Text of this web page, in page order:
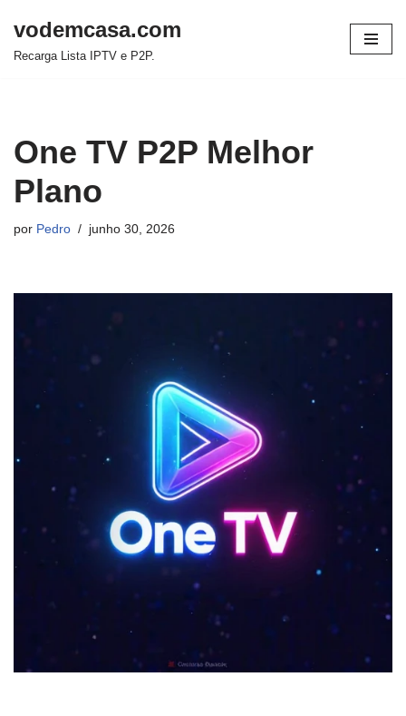
Pular
vodemcasa.com
Recarga Lista IPTV e P2P.
One TV P2P Melhor
Plano
por Pedro junho 30, 2026